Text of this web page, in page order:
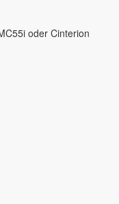
oder Cinterion